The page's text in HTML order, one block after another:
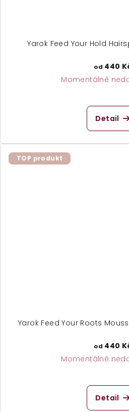
Yarok Feed Your Hold
od 440
Momentálně
Detail
TOP produkt
Yarok Feed Your Roots
od 440
Momentálně
Detail